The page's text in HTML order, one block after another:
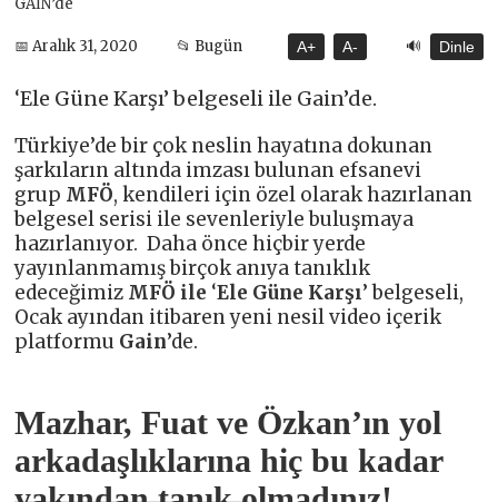
📅 Aralık 31, 2020 📂 Bugün A+ A- 🔊 Dinle
‘Ele Güne Karşı’ belgeseli ile Gain’de.
Türkiye’de bir çok neslin hayatına dokunan
şarkıların altında imzası bulunan efsanevi
grup MFÖ, kendileri için özel olarak hazırlanan
belgesel serisi ile sevenleriyle buluşmaya
hazırlanıyor. Daha önce hiçbir yerde
yayınlanmamış birçok anıya tanıklık
edeceğimiz MFÖ ile ‘Ele Güne Karşı’ belgeseli,
Ocak ayından itibaren yeni nesil video içerik
platformu Gain’de.
Mazhar, Fuat ve Özkan’ın yol
arkadaşlıklarına hiç bu kadar